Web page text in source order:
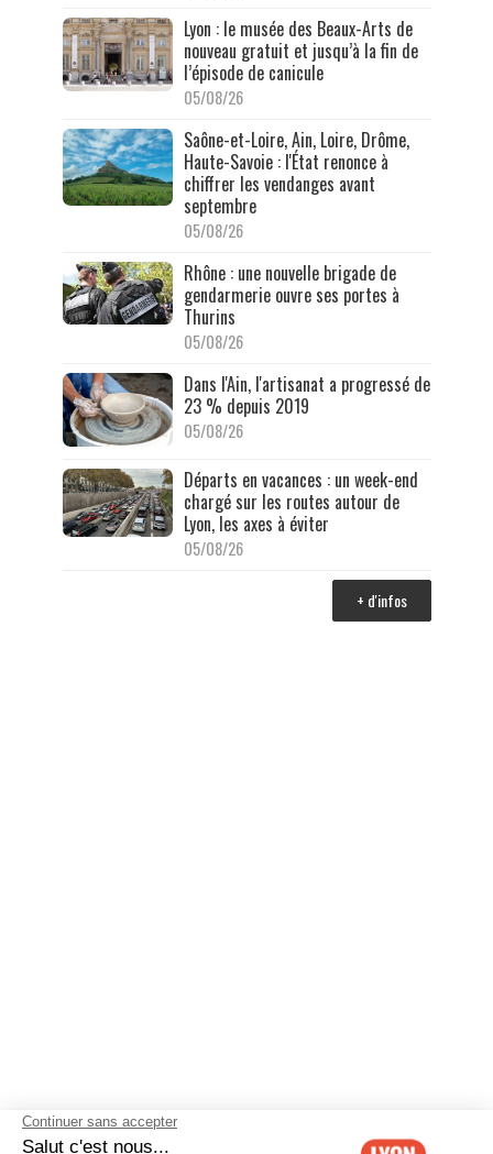
Lyon : le musée des Beaux-Arts de
nouveau gratuit et jusqu’à la fin de
l’épisode de canicule
05/08/26
Saône-et-Loire, Ain, Loire, Drôme,
Haute-Savoie : l'État renonce à
chiffrer les vendanges avant
septembre
05/08/26
Rhône : une nouvelle brigade de
gendarmerie ouvre ses portes à
Thurins
05/08/26
Dans l'Ain, l'artisanat a progressé de
23 % depuis 2019
05/08/26
Départs en vacances : un week-end
chargé sur les routes autour de
Lyon, les axes à éviter
05/08/26
+ d'infos